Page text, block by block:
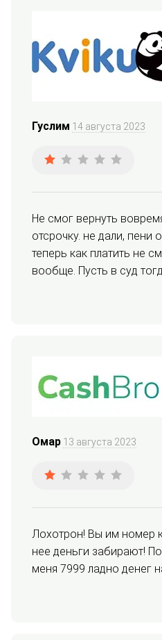
Гуслим 14 августа 2023
Не смог вернуть
отсрочку. не дали,
теперь как платить не
вообще. Пусть в суд
Омар 13 августа 2023
Лохотрон! Вы им номер
нее деньги забирают!
меня 7999 ладно денег